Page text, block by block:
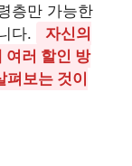
층만 가능한
다.
자신의
여러 할인 방
펴보는 것이